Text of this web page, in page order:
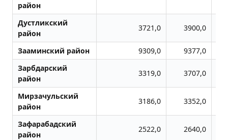
район
Дустликский
район
3721,0 3900,0
Зааминский район 9309,0
9377,0
Зарбдарский
район
3319,0 3707,0
Мирзачульский
район
3186,0 3352,0
Зафарабадский
район
2522,0 2640,0